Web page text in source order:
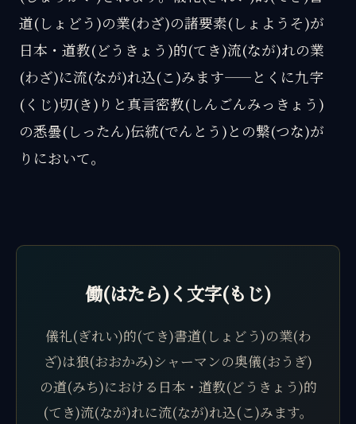
道(しょどう)の業(わざ)の諸要素(しょようそ)が
日本・道教(どうきょう)的(てき)流(なが)れの業
(わざ)に流(なが)れ込(こ)みます——とくに九字
(くじ)切(き)りと真言密教(しんごんみっきょう)
の悉曇(しったん)伝統(でんとう)との繋(つな)が
りにおいて。
働(はたら)く文字(もじ)
儀礼(ぎれい)的(てき)書道(しょどう)の業(わ
ざ)は狼(おおかみ)シャーマンの奥儀(おうぎ)
の道(みち)における日本・道教(どうきょう)的
(てき)流(なが)れに流(なが)れ込(こ)みます。